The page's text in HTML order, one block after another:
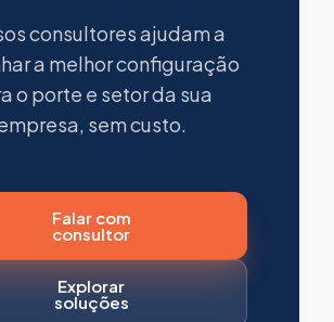
consultores ajudam a
a melhor configuração
o porte e setor da sua
sem custo.
Falar com
consultor
Explorar
soluções